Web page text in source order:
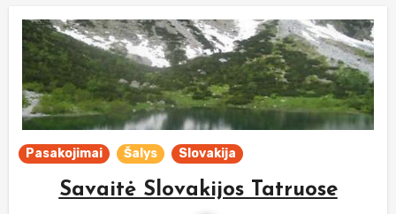
Pasakojimai Šalys Slovakija
Savaitė Slovakijos Tatruose